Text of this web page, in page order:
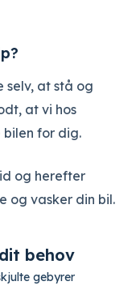
selv, at stå og
at vi hos
bilen for dig.
og herefter
og vasker din bil.
behov
gebyrer